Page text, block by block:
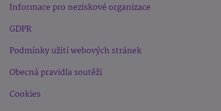
Informace pro neziskové organizace
GDPR
Podmínky užití webových stránek
Obecná pravidla soutěží
Cookies